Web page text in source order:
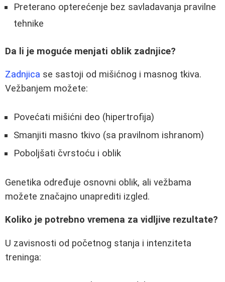
Preterano opterećenje bez savladavanja pravilne
tehnike
Da li je moguće menjati oblik zadnjice?
Zadnjica se sastoji od mišićnog i masnog tkiva.
Vežbanjem možete:
Povećati mišićni deo (hipertrofija)
Smanjiti masno tkivo (sa pravilnom ishranom)
Poboljšati čvrstoću i oblik
Genetika određuje osnovni oblik, ali vežbama
možete značajno unaprediti izgled.
Koliko je potrebno vremena za vidljive rezultate?
U zavisnosti od početnog stanja i intenziteta
treninga: